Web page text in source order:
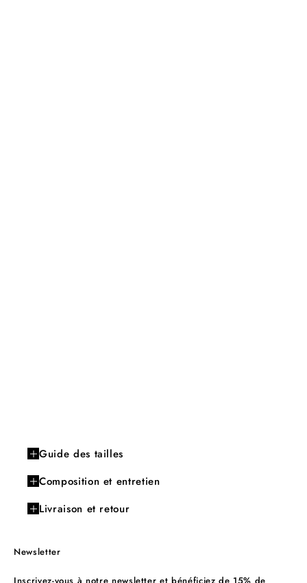
Guide des tailles
Composition et entretien
Livraison et retour
Newsletter